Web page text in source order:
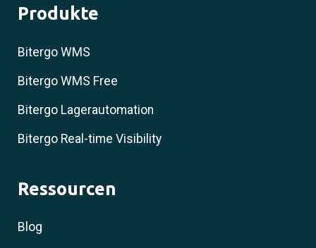
Produkte
Bitergo WMS
Bitergo WMS Free
Bitergo Lagerautomation
Bitergo Real-time Visibility
Ressourcen
Blog